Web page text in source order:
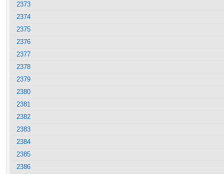
2373
2374
2375
2376
2377
2378
2379
2380
2381
2382
2383
2384
2385
2386